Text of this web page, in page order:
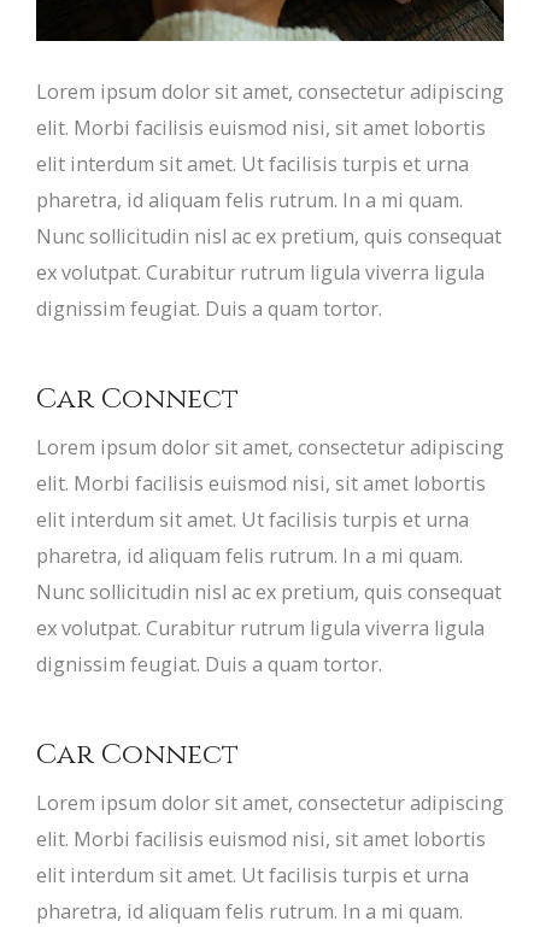
Lorem ipsum dolor sit amet, consectetur adipiscing
elit. Morbi facilisis euismod nisi, sit amet lobortis
elit interdum sit amet. Ut facilisis turpis et urna
pharetra, id aliquam felis rutrum. In a mi quam.
Nunc sollicitudin nisl ac ex pretium, quis consequat
ex volutpat. Curabitur rutrum ligula viverra ligula
dignissim feugiat. Duis a quam tortor.
Car Connect
Lorem ipsum dolor sit amet, consectetur adipiscing
elit. Morbi facilisis euismod nisi, sit amet lobortis
elit interdum sit amet. Ut facilisis turpis et urna
pharetra, id aliquam felis rutrum. In a mi quam.
Nunc sollicitudin nisl ac ex pretium, quis consequat
ex volutpat. Curabitur rutrum ligula viverra ligula
dignissim feugiat. Duis a quam tortor.
Car Connect
Lorem ipsum dolor sit amet, consectetur adipiscing
elit. Morbi facilisis euismod nisi, sit amet lobortis
elit interdum sit amet. Ut facilisis turpis et urna
pharetra, id aliquam felis rutrum. In a mi quam.